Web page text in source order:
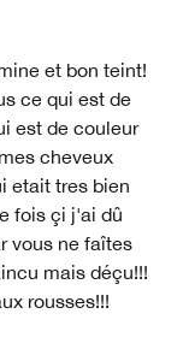
et bon teint!
ce qui est de
est de couleur
cheveux
etait tres bien
fois çi j'ai dû
vous ne faîtes
mais déçu!!!
rousses!!!